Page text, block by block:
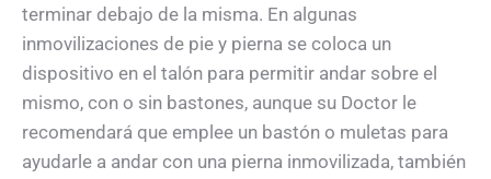
terminar debajo de la misma. En algunas
inmovilizaciones de pie y pierna se coloca un
dispositivo en el talón para permitir andar sobre el
mismo, con o sin bastones, aunque su Doctor le
recomendará que emplee un bastón o muletas para
ayudarle a andar con una pierna inmovilizada, también